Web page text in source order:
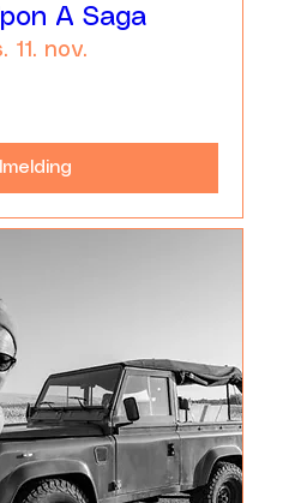
A Saga
11. nov.